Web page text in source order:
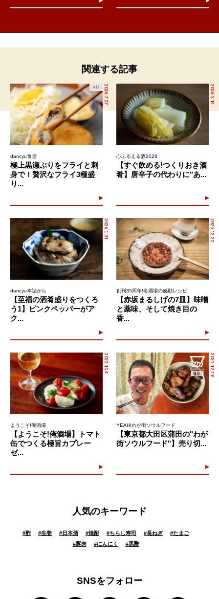
関連する記事
2026.7.27
AD
dancyu食堂
極上黒瀬ぶりをフライと刺
身で！贅沢なフライ3種盛
り...
2026.5.14
心ふるえる酒2026
【すぐ飲める!つくりおき酒
肴】唐辛子の代わりに"あ...
2026.1.31
dancyu本誌から
【至福の酒肴盛りをつくろ
う1】ピンクペッパーがア
ク...
2025.12.22
創刊35周年!名酒場の感動レシピ
【赤坂まるしげの7皿】味噌
と薬味、そして焼き目の
香...
2025.10.4
ようこそ!俺酒場
【ようこそ!俺酒場】トマト
缶でつくる極旨カプレー
ゼ...
2025.12.19
YEAH!わが街ソウルフード
【東京都大田区蒲田の"わが
街ソウルフード"】売り切...
人気のキーワード
#酢 #生姜 #日本酒 #焼酎 #ちらし寿司 #長ねぎ #たまご
#豚肉 #にんにく #黒酢
SNSをフォロー